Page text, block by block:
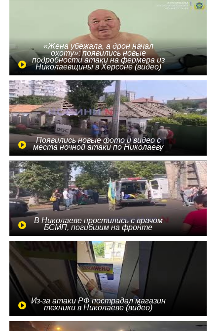
«Жена убежала, а дрон начал
охоту»: появились новые
подробности атаки на фермера из
Николаевщины в Херсоне (видео)
Появились новые фото и видео с
места ночной атаки по Николаеву
В Николаеве простились с врачом
БСМП, погибшим на фронте
Из-за атаки РФ пострадал магазин
техники в Николаеве (видео)